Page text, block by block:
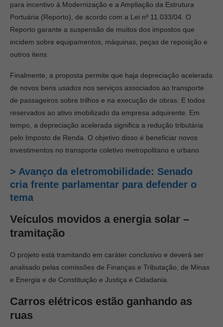
para incentivo à Modernização e a Ampliação da Estrutura
Portuária (Reporto), de acordo com a Lei nº 11.033/04. O
Reporto garante a suspensão de muitos dos impostos que
incidem sobre equipamentos, máquinas, peças de reposição e
outros itens.
Finalmente, a proposta permite que haja depreciação acelerada
de novos bens usados nos serviços associados ao transporte
de passageiros sobre trilhos e na execução de obras. E todos
reservados ao ativo imobilizado da empresa adquirente. Em
tempo, a depreciação acelerada significa a redução tributária
pelo Imposto de Renda. O objetivo disso é beneficiar novos
investimentos no transporte coletivo metropolitano e urbano.
> Avanço da eletromobilidade: Senado
cria frente parlamentar para defender o
tema
Veículos movidos a energia solar –
tramitação
O projeto está tramitando em caráter conclusivo e deverá ser
analisado pelas comissões de Finanças e Tributação, de Minas
e Energia e de Constituição e Justiça e Cidadania.
Carros elétricos estão ganhando as
ruas